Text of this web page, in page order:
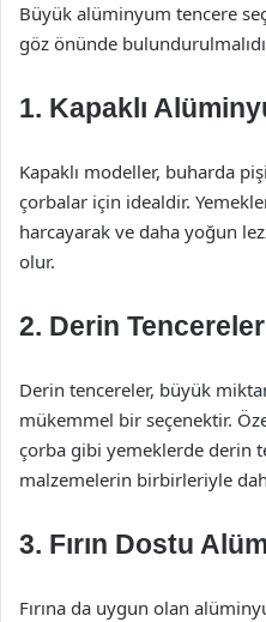
Büyük alüminyum tencere
göz önünde
1. Kapaklı
Kapaklı modeller, buharda
çorbalar için idealdir.
harcayarak ve daha yoğun
olur.
2. Derin Tencereler
Derin tencereler, büyük
mükemmel bir seçenektir.
çorba gibi yemeklerde derin
malzemelerin birbirleriyle
3. Fırın Dostu
Fırına da uygun olan